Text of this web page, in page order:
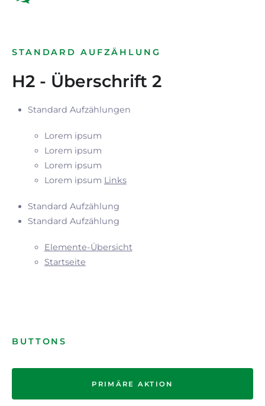
STANDARD AUFZÄHLUNG
H2 - Überschrift 2
Standard Aufzählungen
Lorem ipsum
Lorem ipsum
Lorem ipsum
Lorem ipsum Links
Standard Aufzählung
Standard Aufzählung
Elemente-Übersicht
Startseite
BUTTONS
PRIMÄRE AKTION